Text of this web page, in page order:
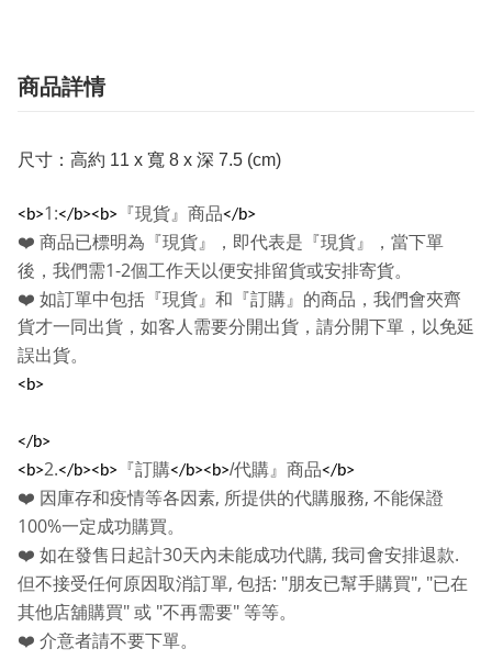
商品詳情
尺寸：高約 11 x 寬 8 x 深 7.5 (cm)
<b>1:</b><b> 『現貨』商品</b>
❤️ 商品已標明為『現貨』，即代表是『現貨』，當下單
後，我們需1-2個工作天以便安排留貨或安排寄貨。
❤️ 如訂單中包括『現貨』和『訂購』的商品，我們會夾齊
貨才一同出貨，如客人需要分開出貨，請分開下單，以免延
誤出貨。
<b>
</b>
<b>2.</b><b> 『訂購</b><b>/代購』商品</b>
❤️ 因庫存和疫情等各因素, 所提供的代購服務, 不能保證
100%一定成功購買。
❤️ 如在發售日起計30天內未能成功代購, 我司會安排退款.
但不接受任何原因取消訂單, 包括: "朋友已幫手購買", "已在
其他店舖購買" 或 "不再需要" 等等。
❤️ 介意者請不要下單。